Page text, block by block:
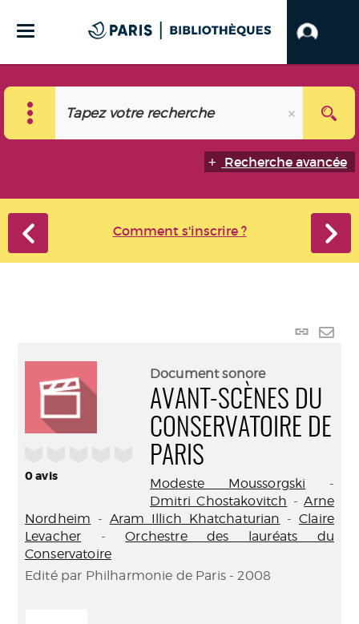
Recherche avancée
Comment s'inscrire ?
Lien
0avis
Document sonore
AVANT-SCÈNES DU
CONSERVATOIRE DE
PARIS
Modeste Moussorgski -
Dmitri Chostakovitch -Arne
Nordheim - Aram Illich Khatchaturian -Claire
Levacher -Orchestre des lauréats du
Conservatoire
Edité par Philharmonie de Paris - 2008